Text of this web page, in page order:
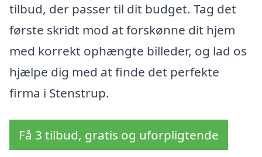
tilbud, der passer til dit budget. Tag det
første skridt mod at forskønne dit hjem
med korrekt ophængte billeder, og lad os
hjælpe dig med at finde det perfekte
firma i Stenstrup.
Få 3 tilbud, gratis og uforpligtende